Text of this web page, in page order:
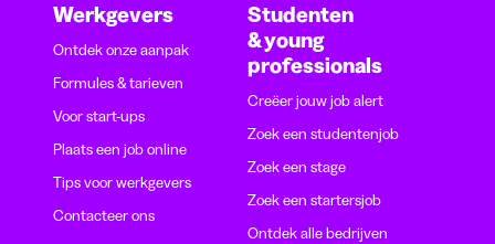
Werkgevers
Ontdek onze aanpak
Formules & tarieven
Voor start-ups
Plaats een job online
Tips voor werkgevers
Contacteer ons
Studenten
& young
professionals
Creëer jouw job alert
Zoek een studentenjob
Zoek een stage
Zoek een startersjob
Ontdek alle bedrijven